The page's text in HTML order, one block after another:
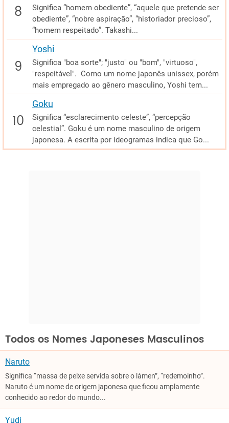
Significa “homem obediente”, “aquele que pretende ser
obediente”, “nobre aspiração”, “historiador precioso”,
“homem respeitado”. Takashi...
Yoshi
Significa "boa sorte"; "justo" ou "bom", "virtuoso",
"respeitável". Como um nome japonês unissex, porém
mais empregado ao gênero masculino, Yoshi tem...
Goku
Significa “esclarecimento celeste”, “percepção
celestial”. Goku é um nome masculino de origem
japonesa. A escrita por ideogramas indica que Go...
Todos os Nomes Japoneses Masculinos
Naruto
Significa “massa de peixe servida sobre o lámen”, “redemoinho”.
Naruto é um nome de origem japonesa que ficou amplamente
conhecido ao redor do mundo...
Yudi